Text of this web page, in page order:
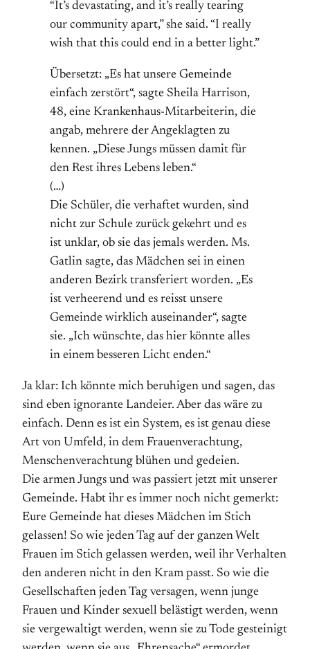
“It’s devastating, and it’s really tearing
our community apart,” she said. “I really
wish that this could end in a better light.”
Übersetzt: „Es hat unsere Gemeinde
einfach zerstört“, sagte Sheila Harrison,
48, eine Krankenhaus-Mitarbeiterin, die
angab, mehrere der Angeklagten zu
kennen. „Diese Jungs müssen damit für
den Rest ihres Lebens leben.“
(…)
Die Schüler, die verhaftet wurden, sind
nicht zur Schule zurück gekehrt und es
ist unklar, ob sie das jemals werden. Ms.
Gatlin sagte, das Mädchen sei in einen
anderen Bezirk transferiert worden. „Es
ist verheerend und es reisst unsere
Gemeinde wirklich auseinander“, sagte
sie. „Ich wünschte, das hier könnte alles
in einem besseren Licht enden.“
Ja klar: Ich könnte mich beruhigen und sagen, das
sind eben ignorante Landeier. Aber das wäre zu
einfach. Denn es ist ein System, es ist genau diese
Art von Umfeld, in dem Frauenverachtung,
Menschenverachtung blühen und gedeien.
Die armen Jungs und was passiert jetzt mit unserer
Gemeinde. Habt ihr es immer noch nicht gemerkt:
Eure Gemeinde hat dieses Mädchen im Stich
gelassen! So wie jeden Tag auf der ganzen Welt
Frauen im Stich gelassen werden, weil ihr Verhalten
den anderen nicht in den Kram passt. So wie die
Gesellschaften jeden Tag versagen, wenn junge
Frauen und Kinder sexuell belästigt werden, wenn
sie vergewaltigt werden, wenn sie zu Tode gesteinigt